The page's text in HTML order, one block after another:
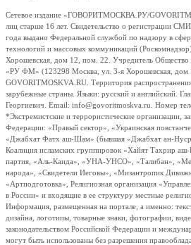
Сетевое издание «ГОВОРИТМОСКВА.РУ/
лиц старше 16 лет. Свидетельство о регистрации
года выдано Федеральной службой по надзору в
технологий и массовых коммуникаций
Хорошевская, дом 12, пом. 22. Учредитель Общество
«РУ ФМ» (123298 Москва, ул. 3-я Хорошевская, дом
GOVORITMOSKVA.RU. Территория
зарубежные страны. Языки: русский и английский.
Георгиевич. Email: info@govoritmoskva.ru. Номер
*Экстремистские и террористические организации,
Федерации: «Правый сектор», «Украинская
«Джабхат Фатх аш-Шам» (бывшая «Джабхат ан-
Коалиция исламских группировок «Хайят Тахрир
партия, «Аль-Каида», «УНА-УНСО», «Талибан»,
народа», «Свидетели Иеговы», «Мизантропик
«Артподготовка», Религиозная организация
в России» и входящие в ее структуру местные
Информация, размещенная на портале, а именно:
дизайна, логотипы, товарные знаки, фотографии,
законодательством Российской Федерации и
могут быть использованы без разрешения